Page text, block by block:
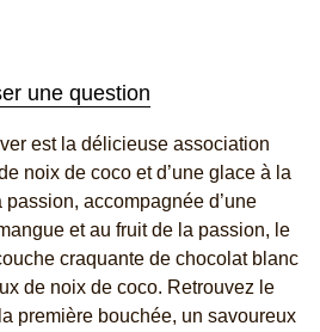
une question
est la délicieuse association
noix de coco et d’une glace à la
accompagnée d’une
et au fruit de la passion, le
craquante de chocolat blanc
de noix de coco. Retrouvez le
première bouchée, un savoureux